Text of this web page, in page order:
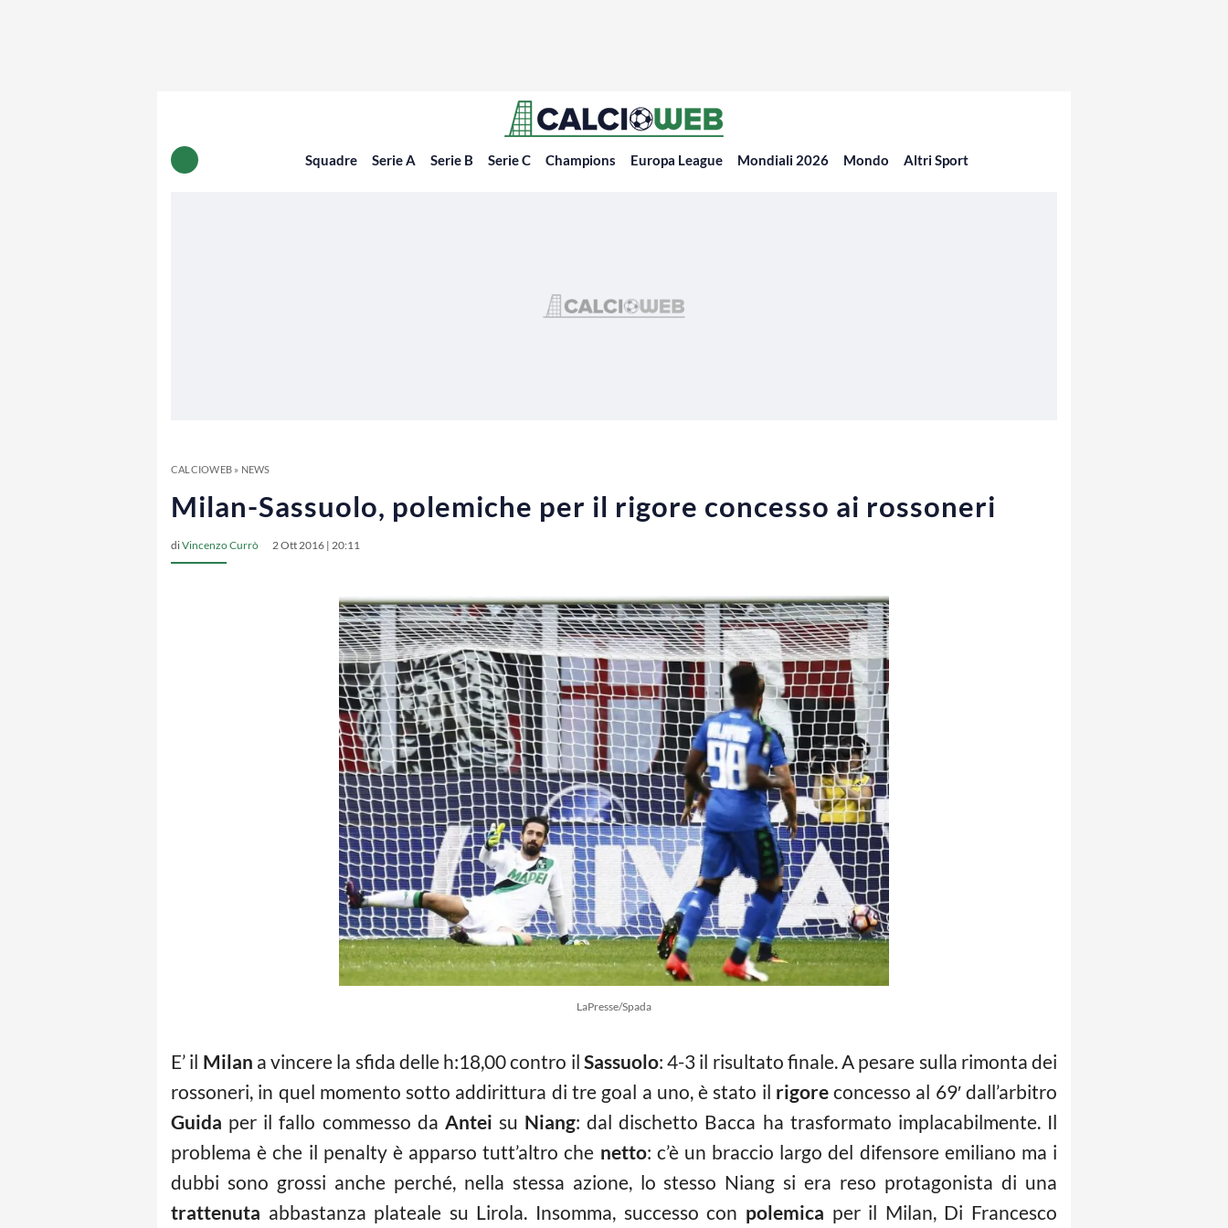
Squadre Serie A Serie B Serie C Champions Europa League Mondiali 2026 Mondo Altri Sport
CALCIOWEB» NEWS
Milan-Sassuolo, polemiche per il rigore concesso ai rossoneri
diVincenzo Currò 2 Ott 2016 | 20:11
LaPresse/Spada
E’ il Milan a vincere la sfida delle h:18,00 contro il Sassuolo: 4-3 il risultato finale. A pesare sulla rimonta dei
rossoneri, in quel momento sotto addirittura di tre goal a uno, è stato il rigoreconcesso al 69′ dall’arbitro
Guida per il fallo commesso da Antei su Niang: dal dischetto Bacca ha trasformato implacabilmente. Il
problema è che il penalty è apparso tutt’altro che netto: c’è un braccio largo del difensore emiliano ma i
dubbi sono grossi anche perché, nella stessa azione, lo stesso Niang si era reso protagonista di una
trattenuta abbastanza plateale su Lirola. Insomma, successo con polemica per il Milan, Di Francesco